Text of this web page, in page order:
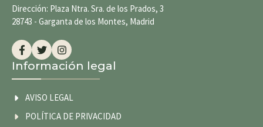
Dirección: Plaza Ntra. Sra. de los Prados, 3
28743 - Garganta de los Montes, Madrid
Información legal
AVISO LEGAL
POLÍTICA DE PRIVACIDAD